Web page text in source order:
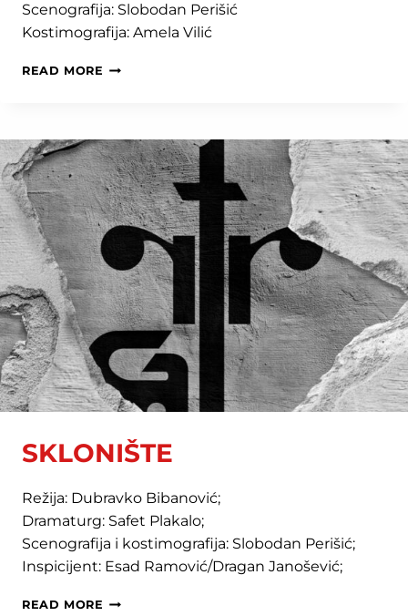
Scenografija: Slobodan Perišić
Kostimografija: Amela Vilić
READ MORE LJUBAVI
SKLONIŠTE
Režija: Dubravko Bibanović;
Dramaturg: Safet Plakalo;
Scenografija i kostimografija: Slobodan Perišić;
Inspicijent: Esad Ramović/Dragan Janošević;
READ MORE SKLONIŠTE